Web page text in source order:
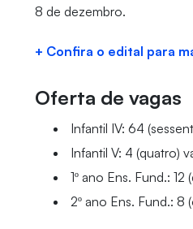
8 de dezembro.
+ Confira o edital para
Oferta de vagas
Infantil IV: 64
Infantil V: 4 (quatro)
1º ano Ens. Fund.: 12
2º ano Ens. Fund.: 8